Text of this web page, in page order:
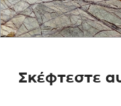
ΚΑΤΑΛΟΓΟΣ
BLOG
Σκέφτεστε